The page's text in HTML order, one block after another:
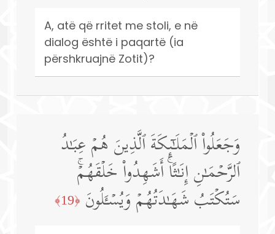
A, atë që rritet me stoli, e në
dialog është i paqartë (ia
përshkruajnë Zotit)?
وَجَعَلُوا۟ ٱلۡمَلَـٰۤىِٕكَةَ ٱلَّذِینَ هُمۡ عِبَـٰدُ
ٱلرَّحۡمَـٰنِ إِنَـٰثًاۚ أَشَهِدُوا۟ خَلۡقَهُمۡۚ
سَتُكۡتَبُ شَهَـٰدَتُهُمۡ وَیُسۡـَٔلُونَ ﴿19﴾